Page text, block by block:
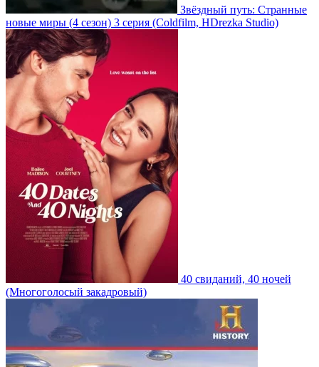
Звёздный путь: Странные
новые миры (4 сезон) 3 серия (Coldfilm, HDrezka Studio)
40 свиданий, 40 ночей
(Многоголосый закадровый)